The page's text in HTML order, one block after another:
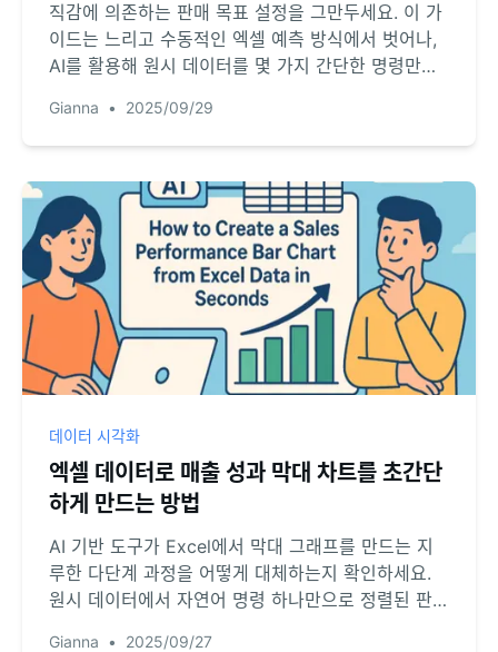
직감에 의존하는 판매 목표 설정을 그만두세요. 이 가
이드는 느리고 수동적인 엑셀 예측 방식에서 벗어나,
AI를 활용해 원시 데이터를 몇 가지 간단한 명령만으
줍니다.
Gianna • 2025/09/29
데이터 시각화
엑셀 데이터로 매출 성과 막대 차트를 초간단
하게 만드는 방법
AI 기반 도구가 Excel에서 막대 그래프를 만드는 지
루한 다단계 과정을 어떻게 대체하는지 확인하세요.
원시 데이터에서 자연어 명령 하나만으로 정렬된 판매
Gianna • 2025/09/27